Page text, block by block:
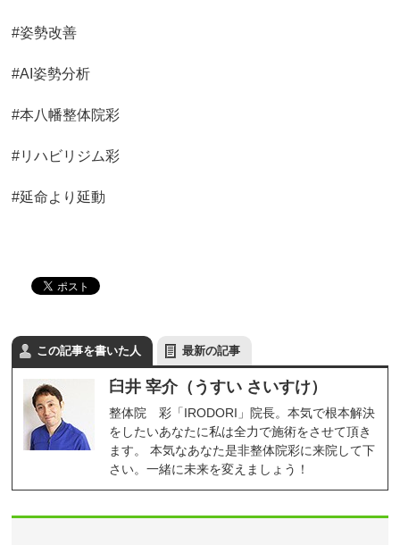
#姿勢改善
#AI姿勢分析
#本八幡整体院彩
#リハビリジム彩
#延命より延動
この記事を書いた人 最新の記事
臼井 宰介（うすい さいすけ）
整体院 彩「IRODORI」院長。本気で根本解決
をしたいあなたに私は全力で施術をさせて頂き
ます。 本気なあなた是非整体院彩に来院して下
さい。一緒に未来を変えましょう！